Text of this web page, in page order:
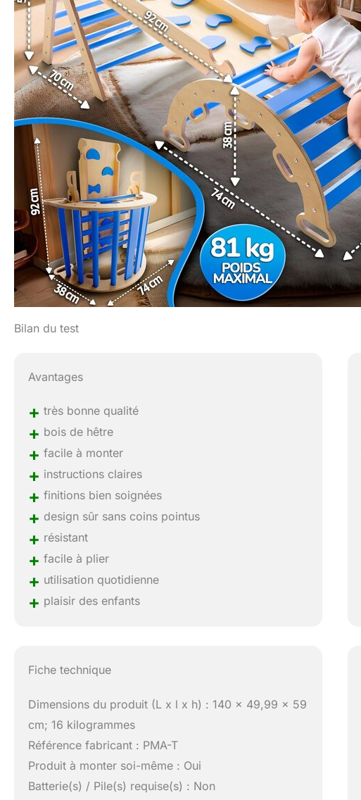
Bilan du test
Avantages
+ très bonne qualité
+ bois de hêtre
+ facile à monter
+ instructions claires
+ finitions bien soignées
+ design sûr sans coins pointus
+ résistant
+ facile à plier
+ utilisation quotidienne
+ plaisir des enfants
Fiche technique
Dimensions du produit (L x l x h) : 140 x 49,99 x 59
cm; 16 kilogrammes
Référence fabricant : PMA-T
Produit à monter soi-même : Oui
Batterie(s) / Pile(s) requise(s) : Non